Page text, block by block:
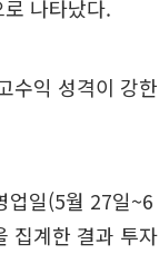
나타났다.
수익 성격이 강한
업일(5월 27일~6
집계한 결과 투자